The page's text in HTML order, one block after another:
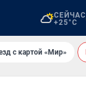
СЕЙЧАС
+25°C
с картой «Мир»